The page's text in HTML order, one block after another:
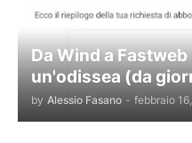
Da Wind a
un'odissea (da
by Alessio Fasano - febbraio